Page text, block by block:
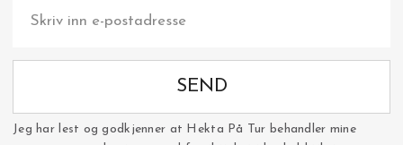
SEND
Jeg har lest og godkjenner at Hekta På Tur behandler mine